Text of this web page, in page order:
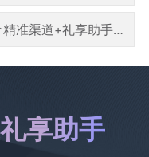
下一篇：礼品货源在哪儿找？6个精准渠道+礼享助手数字化工具，新手也能少走弯路
享助手